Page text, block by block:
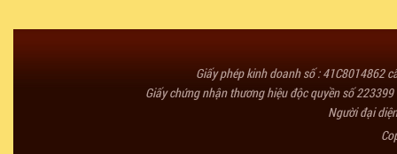
Giấy phép kinh doanh số : 41C8014862
Giấy chứng nhận thương hiệu độc quyền số
Người đại